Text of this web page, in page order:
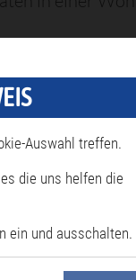
weiteren
Auswahl treffen.
die uns helfen die
ein und ausschalten.